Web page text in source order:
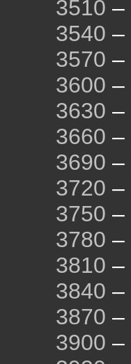
3510 –
3540 –
3570 –
3600 –
3630 –
3660 –
3690 –
3720 –
3750 –
3780 –
3810 –
3840 –
3870 –
3900 –